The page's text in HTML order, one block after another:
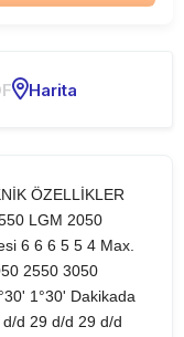
Harita
ÖZELLİKLER
LGM 2050
6 6 6 5 5 4 Max.
2550 3050
1°30' Dakikada
d/d 29 d/d 29 d/d